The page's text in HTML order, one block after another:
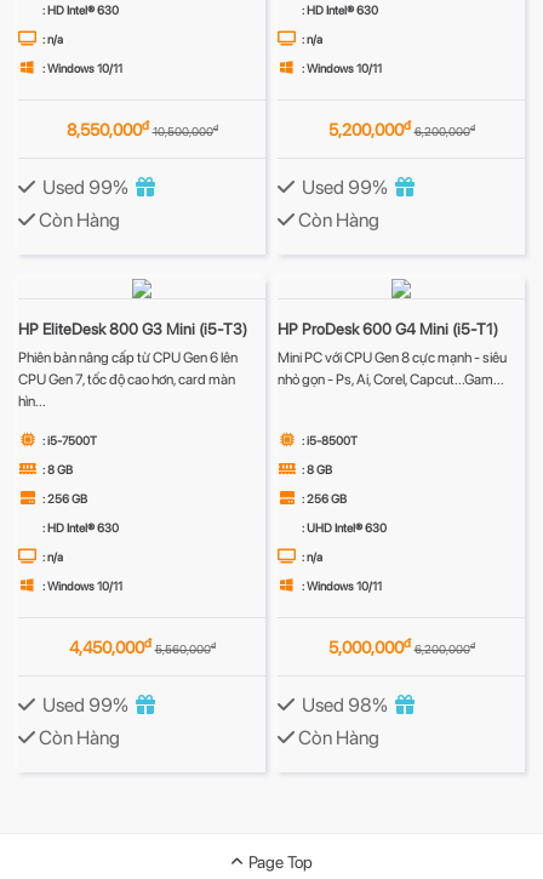
: HD Intel® 630
: n/a
: Windows 10/11
8,550,000đ 10,500,000đ
Used 99%
Còn Hàng
: HD Intel® 630
: n/a
: Windows 10/11
5,200,000đ 6,200,000đ
Used 99%
Còn Hàng
HP EliteDesk 800 G3 Mini (i5-T3)
Phiên bản nâng cấp từ CPU Gen 6 lên
CPU Gen 7, tốc độ cao hơn, card màn
hìn...
: i5-7500T
: 8 GB
: 256 GB
: HD Intel® 630
: n/a
: Windows 10/11
4,450,000đ 5,560,000đ
Used 99%
Còn Hàng
HP ProDesk 600 G4 Mini (i5-T1)
Mini PC với CPU Gen 8 cực mạnh - siêu
nhỏ gọn - Ps, Ai, Corel, Capcut...Gam...
: i5-8500T
: 8 GB
: 256 GB
: UHD Intel® 630
: n/a
: Windows 10/11
5,000,000đ 6,200,000đ
Used 98%
Còn Hàng
Page Top